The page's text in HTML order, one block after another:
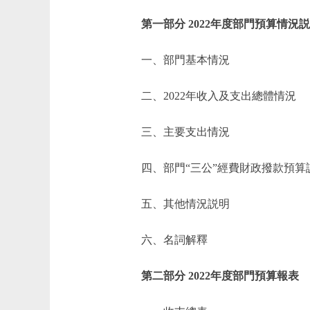
第一部分 2022年度部門預算情況
一、部門基本情況
二、2022年收入及支出總體情況
三、主要支出情況
四、部門“三公”經費財政撥款預算
五、其他情況説明
六、名詞解釋
第二部分 2022年度部門預算報表